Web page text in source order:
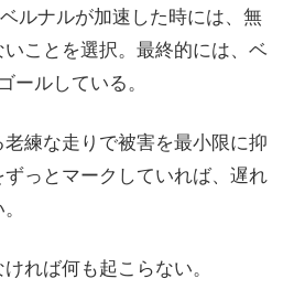
ルナルが加速した時には、無
ことを選択。最終的には、ベ
ールしている。
練な走りで被害を最小限に抑
っとマークしていれば、遅れ
れば何も起こらない。